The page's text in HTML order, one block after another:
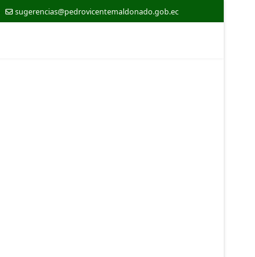
sugerencias@pedrovicentemaldonado.gob.ec